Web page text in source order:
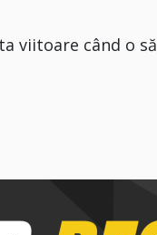
viitoare când o să